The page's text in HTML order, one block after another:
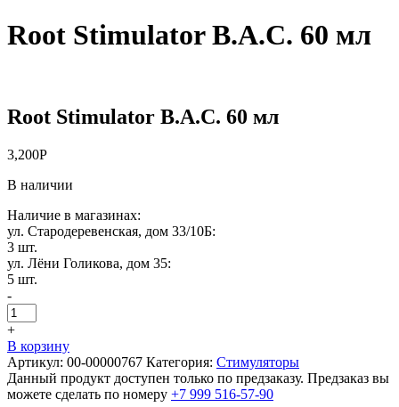
Root Stimulator B.A.C. 60 мл
Root Stimulator B.A.C. 60 мл
3,200Р
В наличии
Наличие в магазинах:
ул. Стародеревенская, дом 33/10Б:
3 шт.
ул. Лёни Голикова, дом 35:
5 шт.
-
+
В корзину
Артикул: 00-00000767 Категория: Стимуляторы
Данный продукт доступен только по предзаказу. Предзаказ вы
можете сделать по номеру +7 999 516-57-90